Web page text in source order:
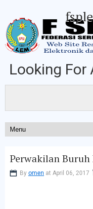
Looking For
Perwakilan
By omen at April 06, 2017